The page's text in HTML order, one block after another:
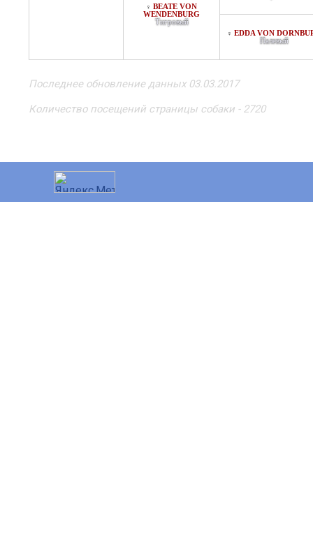
♀ BEATE VON
WENDENBURG
Тигровый
♀ EDDA VON
Палевый
Последнее обновление данных 03.03.2017
Количество посещений страницы собаки - 2720